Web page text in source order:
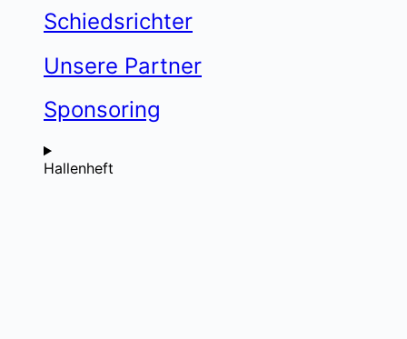
Schiedsrichter
Unsere Partner
Sponsoring
Hallenheft